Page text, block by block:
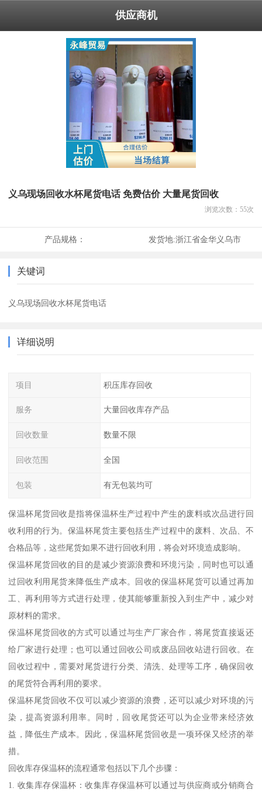
供应商机
义乌现场回收水杯尾货电话 免费估价 大量尾货回收
浏览次数： 55次
产品规格： 发货地:浙江省金华义乌市
关键词
义乌现场回收水杯尾货电话
详细说明
项目 积压库存回收
服务 大量回收库存产品
回收数量 数量不限
回收范围 全国
包装 有无包装均可
保温杯尾货回收是指将保温杯生产过程中产生的废料或次品进行回
收利用的行为。保温杯尾货主要包括生产过程中的废料、次品、不
合格品等，这些尾货如果不进行回收利用，将会对环境造成影响。
保温杯尾货回收的目的是减少资源浪费和环境污染，同时也可以通
过回收利用尾货来降低生产成本。回收的保温杯尾货可以通过再加
工、再利用等方式进行处理，使其能够重新投入到生产中，减少对
原材料的需求。
保温杯尾货回收的方式可以通过与生产厂家合作，将尾货直接返还
给厂家进行处理；也可以通过回收公司或废品回收站进行回收。在
回收过程中，需要对尾货进行分类、清洗、处理等工序，确保回收
的尾货符合再利用的要求。
保温杯尾货回收不仅可以减少资源的浪费，还可以减少对环境的污
染，提高资源利用率。同时，回收尾货还可以为企业带来经济效
益，降低生产成本。因此，保温杯尾货回收是一项环保又经济的举
措。
回收库存保温杯的流程通常包括以下几个步骤：
1. 收集库存保温杯：收集库存保温杯可以通过与供应商或分销商合